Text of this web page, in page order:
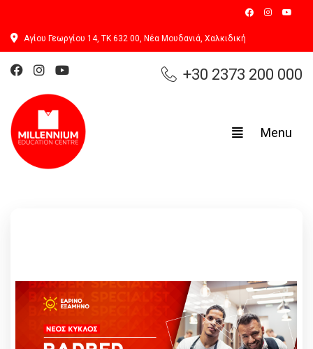
Αγίου Γεωργίου 14, ΤΚ 632 00, Νέα Μουδανιά, Χαλκιδική
+30 2373 200 000